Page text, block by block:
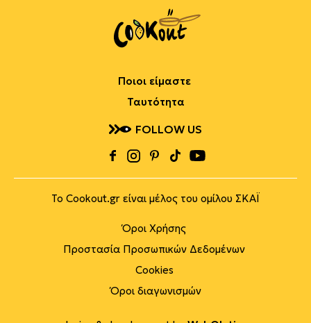
Ποιοι είμαστε
Ταυτότητα
FOLLOW US
Το Cookout.gr είναι μέλος του ομίλου ΣΚΑΪ
Όροι Χρήσης
Προστασία Προσωπικών Δεδομένων
Cookies
Όροι διαγωνισμών